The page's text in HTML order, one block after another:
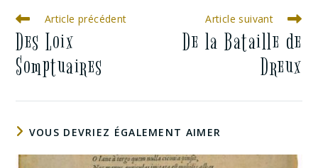
Article précédent
Des Loix
Somptuaires
Article suivant
De la Bataille de
Dreux
VOUS DEVRIEZ ÉGALEMENT AIMER